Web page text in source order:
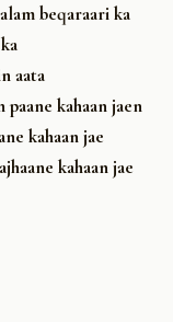
beqaraari ka
aata
kahaan jaen
kahaan jae
kahaan jae